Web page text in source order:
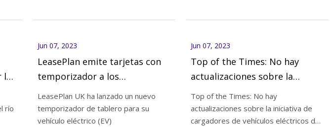
la
río
Jun 07, 2023
LeasePlan emite tarjetas con
temporizador a los
conductores de vehículos
eléctricos para gestionar las
colas de carga
LeasePlan UK ha lanzado un nuevo
temporizador de tablero para su
vehículo eléctrico (EV)
Jun 07, 2023
Top of the Times: No hay
actualizaciones sobre la
iniciativa de cargador EV de
Biden
Top of the Times: No hay
actualizaciones sobre la iniciativa de
cargadores de vehículos eléctricos de